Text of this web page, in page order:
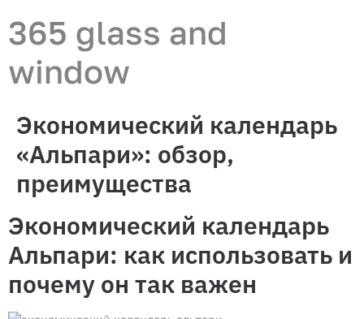
365 glass and
window
Экономический календарь
«Альпари»: обзор,
преимущества
Экономический календарь
Альпари: как использовать и
почему он так важен